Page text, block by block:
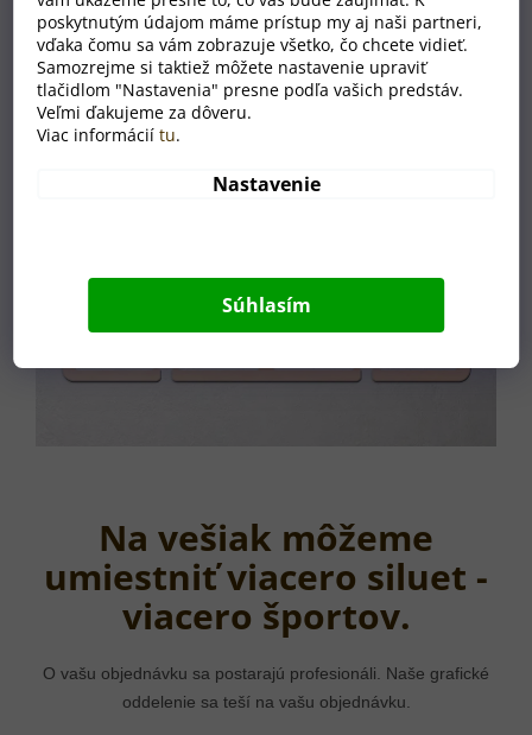
poskytnutým údajom máme prístup my aj naši partneri,
vďaka čomu sa vám zobrazuje všetko, čo chcete vidieť.
Samozrejme si taktiež môžete nastavenie upraviť
tlačidlom "Nastavenia" presne podľa vašich predstáv.
Veľmi ďakujeme za dôveru.
Viac informáciítu.
Nastavenie
Súhlasím
Na vešiak môžeme
umiestniť viacero siluet -
viacero športov.
O vašu objednávku sa postarajú profesionáli. Naše grafické
oddelenie sa teší na vašu objednávku.